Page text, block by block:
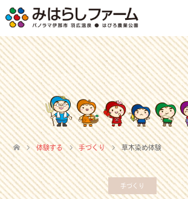
体験する 手づくり 草木染め体験
手づくり